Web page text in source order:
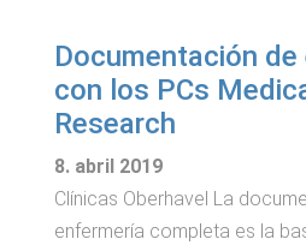
Documentación
con los PCs
Research
8. abril 2019
Clínicas Oberhavel La
enfermería completa es la